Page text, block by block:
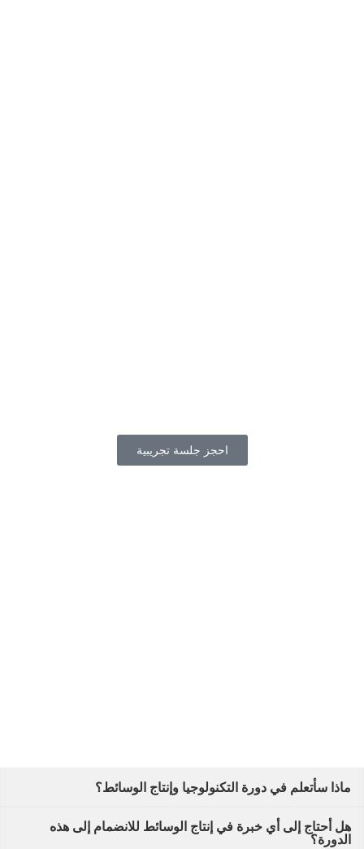
احجز جلسة تجريبية
ماذا سأتعلم في دورة التكنولوجيا وإنتاج الوسائط؟
هل أحتاج إلى أي خبرة في إنتاج الوسائط للانضمام إلى هذه
الدورة؟